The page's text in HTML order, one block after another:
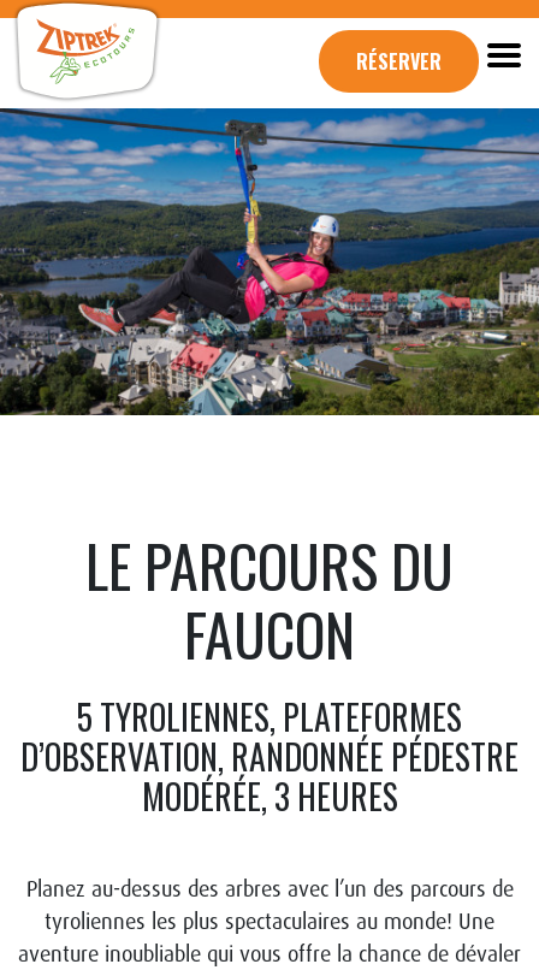
RÉSERVER
LE PARCOURS DU
FAUCON
5 TYROLIENNES, PLATEFORMES
D’OBSERVATION, RANDONNÉE PÉDESTRE
MODÉRÉE, 3 HEURES
Planez au-dessus des arbres avec l’un des parcours de
tyroliennes les plus spectaculaires au monde! Une
aventure inoubliable qui vous offre la chance de dévaler